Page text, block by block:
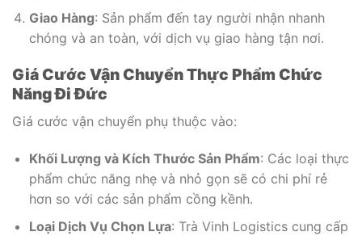
Giao Hàng: Sản phẩm đến tay người nhận nhanh
chóng và an toàn, với dịch vụ giao hàng tận nơi.
Giá Cước Vận Chuyển Thực Phẩm Chức
Năng Đi Đức
Giá cước vận chuyển phụ thuộc vào:
Khối Lượng và Kích Thước Sản Phẩm: Các loại thực
phẩm chức năng nhẹ và nhỏ gọn sẽ có chi phí rẻ
hơn so với các sản phẩm cồng kềnh.
Loại Dịch Vụ Chọn Lựa: Trà Vinh Logistics cung cấp